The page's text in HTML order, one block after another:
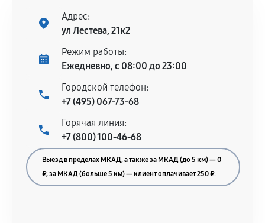
490
Замена микросхем системной логики
330 от 60 мин
Замена экрана эхолота
Замена процессора эхолота
330 от 80 мин
Адрес:
ул Лестева, 21к2
Режим работы:
Ежедневно, с 08:00 до 23:00
Городской телефон:
+7 (495) 067-73-68
Горячая линия:
+7 (800) 100-46-68
Выезд в пределах МКАД, а также за МКАД (до 5 км) — 0
₽, за МКАД (больше 5 км) — клиент оплачивает 250 ₽.